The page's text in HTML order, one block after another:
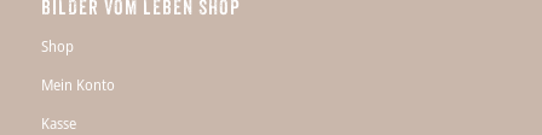
BILDER VOM LEBEN SHOP
Shop
Mein Konto
Kasse